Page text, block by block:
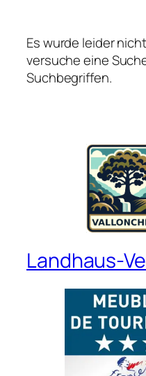
Es wurde leider
versuche eine
Suchbegriffen.
Landhaus-